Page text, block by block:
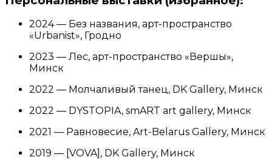
2024 — Без названия, арт-пространство
«Urbanist», Гродно
2023 — Лес, арт-пространство «Вершы»,
Минск
2022 — Молчаливый танец, DK Gallery, Минск
2022 — DYSTOPIA, smART art gallery, Минск
2021 — Равновесие, Art-Belarus Gallery, Минск
2019 — [VOVA], DK Gallery, Минск